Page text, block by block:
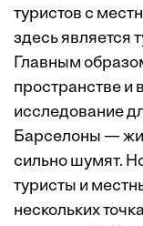
туристов с
здесь является
Главным
пространстве и
исследование
Барселоны —
сильно шумят.
туристы и
нескольких